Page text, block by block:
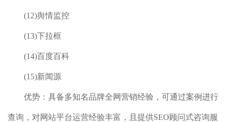
(12)舆情监控
(13)下拉框
(14)百度百科
(15)新闻源
优势：具备多知名品牌全网营销经验，可通过案例进行
查询，对网站平台运营经验丰富，且提供SEO顾问式咨询服